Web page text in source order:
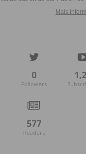
0
Followers
577
Readers